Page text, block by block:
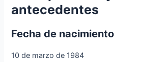
antecedentes
Fecha de nacimiento
10 de marzo de 1984